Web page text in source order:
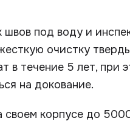
под воду и
очистку
течение 5 лет, при
на докование.
своем корпусе до